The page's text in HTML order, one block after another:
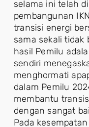
selama ini telah
pembangunan
transisi energi
sama sekali tidak
hasil Pemilu
sendiri
menghormati
dalam Pemilu
membantu
dengan sangat
Pada